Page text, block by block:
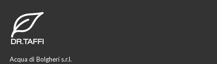
Acqua di Bolgheri s.r.l.